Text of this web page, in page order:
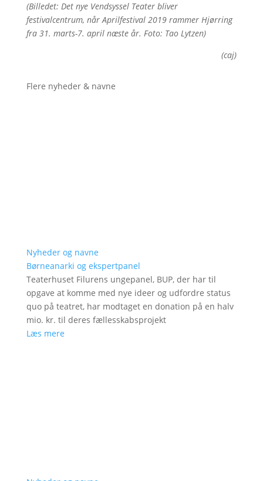
(Billedet: Det nye Vendsyssel Teater bliver
festivalcentrum, når Aprilfestival 2019 rammer Hjørring
fra 31. marts-7. april næste år. Foto: Tao Lytzen)
(caj)
Flere nyheder & navne
Nyheder og navne
Børneanarki og ekspertpanel
Teaterhuset Filurens ungepanel, BUP, der har til
opgave at komme med nye ideer og udfordre status
quo på teatret, har modtaget en donation på en halv
mio. kr. til deres fællesskabsprojekt
Læs mere